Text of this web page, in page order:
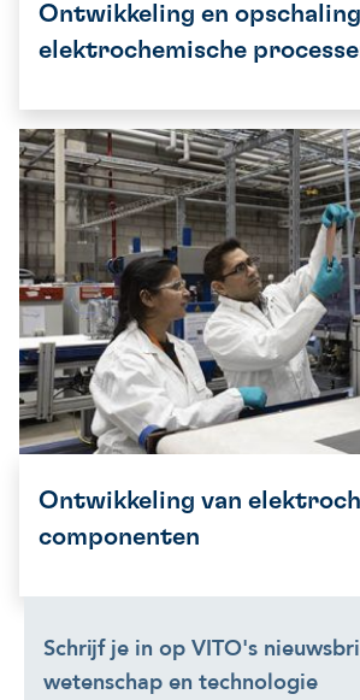
Ontwikkeling en
elektrochemische
Ontwikkeling van
componenten
Schrijf je in op VITO's
wetenschap en technologie